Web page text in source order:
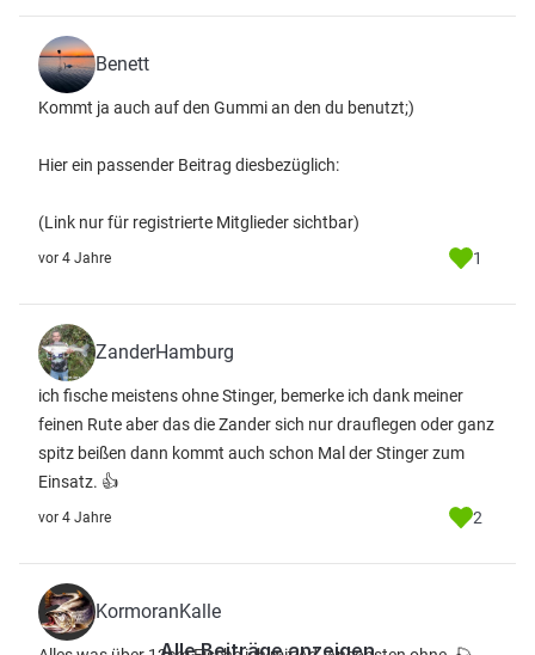
Benett
Kommt ja auch auf den Gummi an den du benutzt;)
Hier ein passender Beitrag diesbezüglich:
(Link nur für registrierte Mitglieder sichtbar)
vor 4 Jahre 1
ZanderHamburg
ich fische meistens ohne Stinger, bemerke ich dank meiner
feinen Rute aber das die Zander sich nur drauflegen oder ganz
spitz beißen dann kommt auch schon Mal der Stinger zum
Einsatz. 👍
vor 4 Jahre 2
KormoranKalle
Alle Beiträge anzeigen